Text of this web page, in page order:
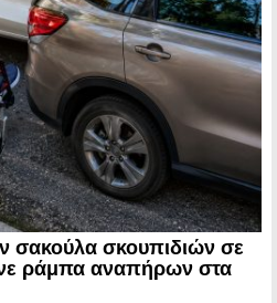
σακούλα σκουπιδιών σε
ράμπα αναπήρων στα